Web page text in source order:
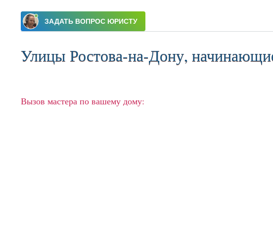
Улицы Ростова-на-Дону,
Вызов мастера по вашему дому: